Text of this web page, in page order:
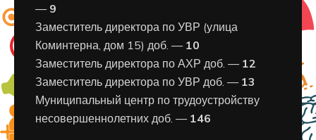
— 9
Заместитель директора по УВР (улица
Коминтерна, дом 15) доб. — 10
Заместитель директора по АХР доб. — 12
Заместитель директора по УВР доб. — 13
Муниципальный центр по трудоустройству
несовершеннолетних доб. — 146